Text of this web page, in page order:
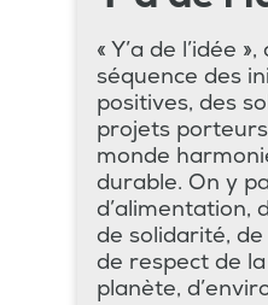
« Y’a de l’idée »,
séquence des
positives, des
projets
monde
durable. On y
d’alimentation,
de solidarité, de
de respect de
planète,